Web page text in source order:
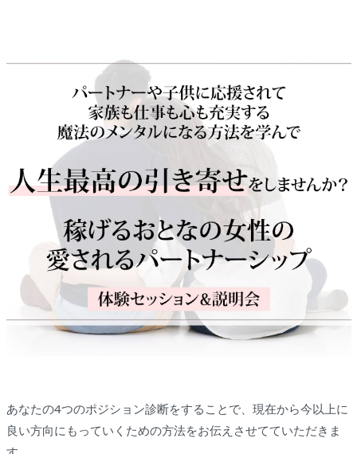
あなたの4つのポジション診断をすることで、現在から今以上に
良い方向にもっていくための方法をお伝えさせてていただきま